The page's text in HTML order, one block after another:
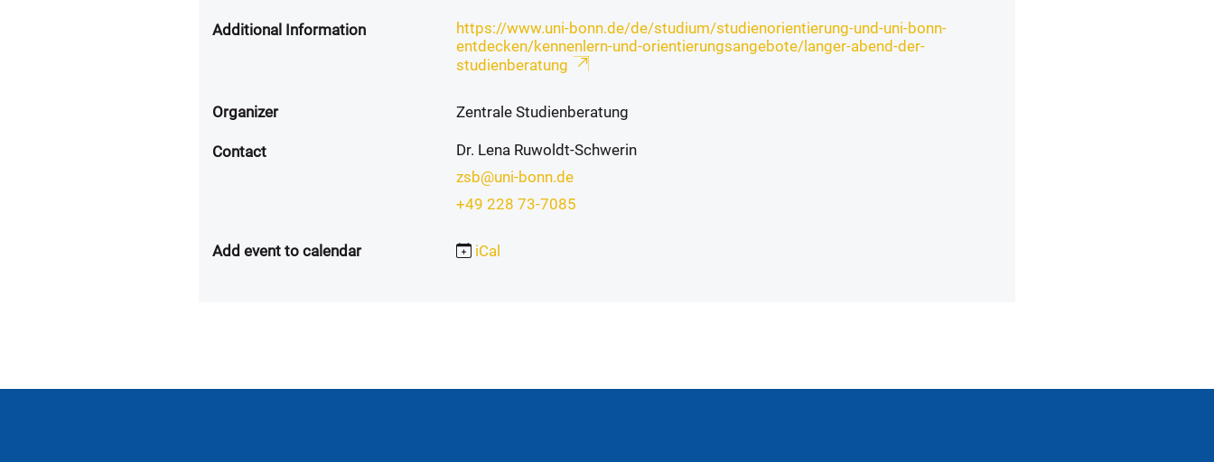
Additional Information
https://www.uni-bonn.de/de/studium/studienorientierung-und-uni-bonn-
entdecken/kennenlern-und-orientierungsangebote/langer-abend-der-
studienberatung
Organizer Zentrale Studienberatung
Contact
Dr. Lena Ruwoldt-Schwerin
zsb@uni-bonn.de
+49 228 73-7085
Add event to calendar iCal